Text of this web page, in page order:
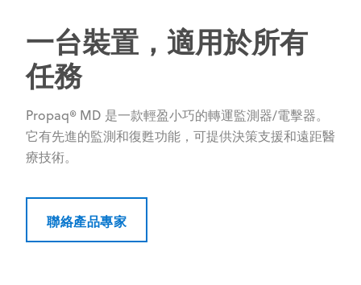
一台裝置，適用於所有
任務
Propaq® MD 是一款輕盈小巧的轉運監測器/電擊器。
它有先進的監測和復甦功能，可提供決策支援和遠距醫
療技術。
聯絡產品專家